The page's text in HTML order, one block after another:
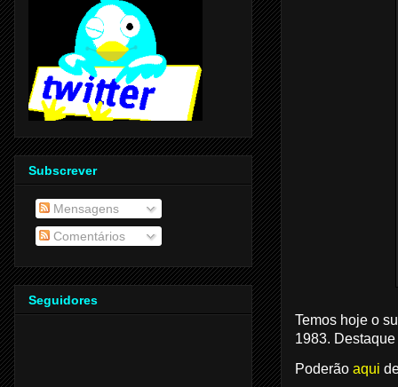
Temos hoje o
1983.
Poderão aqui
Subscrever
Mensagens
Comentários
Seguidores